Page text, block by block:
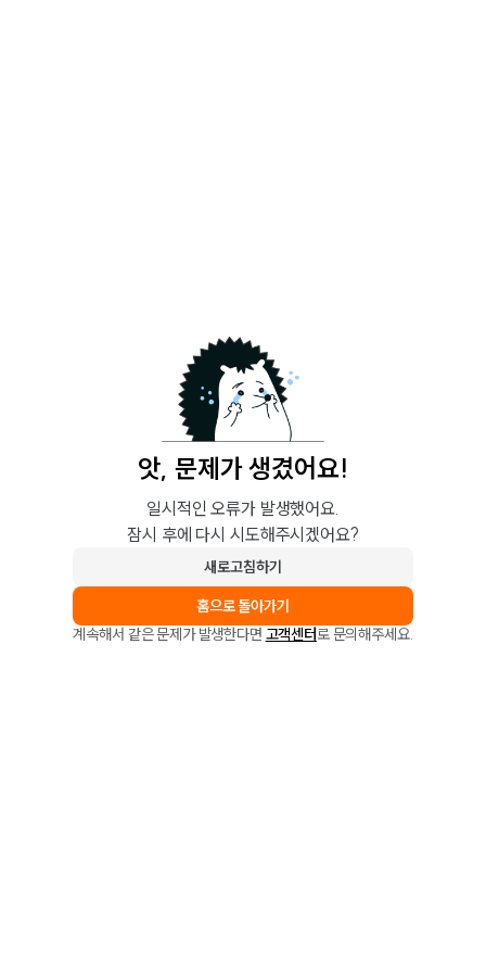
앗, 문제가 생겼어요!
일시적인 오류가 발생했어요.
잠시 후에 다시 시도해주시겠어요?
새로고침하기
홈으로 돌아가기
계속해서 같은 문제가 발생한다면 고객센터로 문의해주세요.